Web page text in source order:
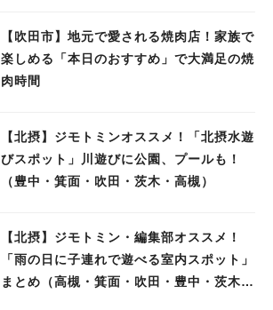
【吹田市】地元で愛される焼肉店！家族で
楽しめる「本日のおすすめ」で大満足の焼
肉時間
【北摂】ジモトミンオススメ！「北摂水遊
びスポット」川遊びに公園、プールも！
（豊中・箕面・吹田・茨木・高槻）
【北摂】ジモトミン・編集部オススメ！
「雨の日に子連れで遊べる室内スポット」
まとめ（高槻・箕面・吹田・豊中・茨木・